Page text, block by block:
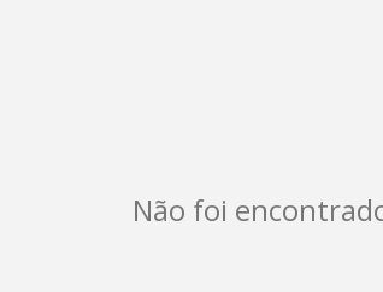
Não foi